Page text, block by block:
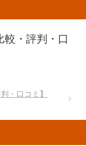
較・評判・口
・口コミ】